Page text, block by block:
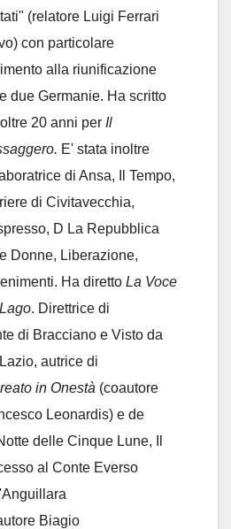
(relatore Luigi Ferrari
con particolare
alla riunificazione
due Germanie. Ha scritto
20 anni per Il
E' stata inoltre
di Ansa, Il Tempo,
di Civitavecchia,
D La Repubblica
Donne, Liberazione,
Ha diretto La Voce
. Direttrice di
di Bracciano e Visto da
autrice di
in Onestà (coautore
Leonardis) e de
delle Cinque Lune, Il
al Conte Everso
Biagio